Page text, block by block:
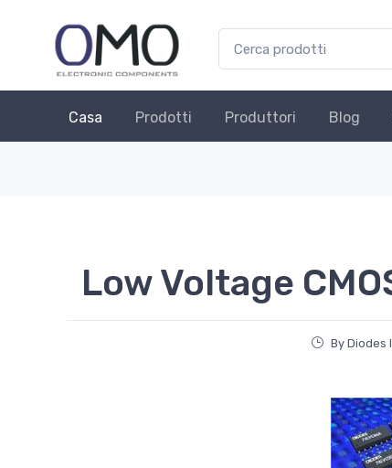
Casa Prodotti Produttori Blog
Low Voltage
By Diodes